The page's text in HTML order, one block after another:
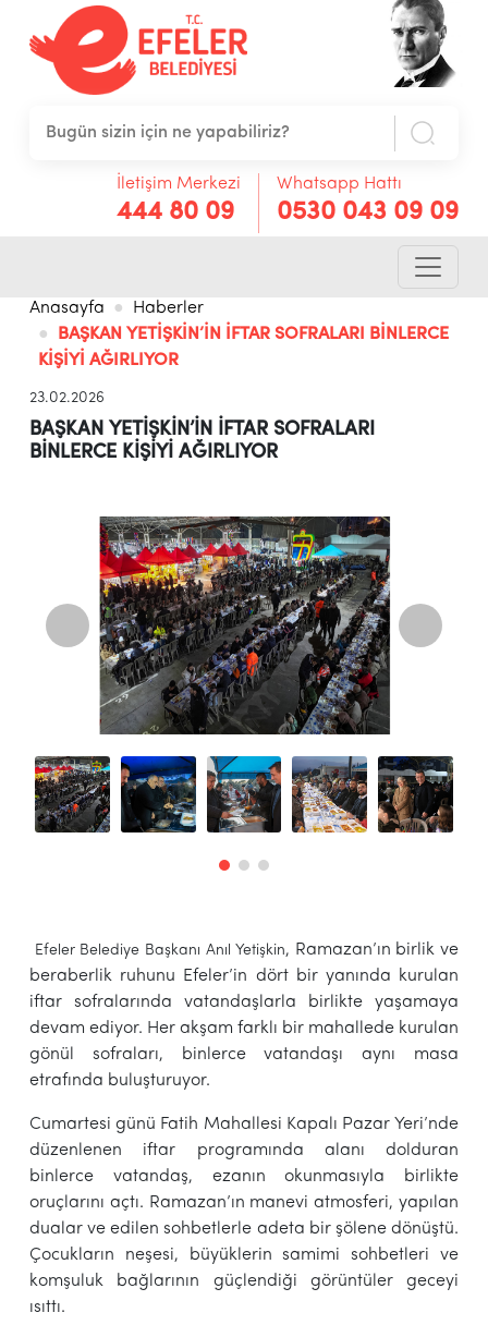
İletişim Merkezi
444 80 09
Whatsapp Hattı
0530 043 09 09
Anasayfa
Haberler
BAŞKAN YETİŞKİN’İN İFTAR SOFRALARI BİNLERCE
KİŞİYİ AĞIRLIYOR
23.02.2026
BAŞKAN YETİŞKİN’İN İFTAR SOFRALARI
BİNLERCE KİŞİYİ AĞIRLIYOR
Efeler Belediye Başkanı Anıl Yetişkin, Ramazan’ın birlik ve
beraberlik ruhunu Efeler’in dört bir yanında kurulan
iftar sofralarında vatandaşlarla birlikte yaşamaya
devam ediyor. Her akşam farklı bir mahallede kurulan
gönül sofraları, binlerce vatandaşı aynı masa
etrafında buluşturuyor.
Cumartesi günü Fatih Mahallesi Kapalı Pazar Yeri’nde
düzenlenen iftar programında alanı dolduran
binlerce vatandaş, ezanın okunmasıyla birlikte
oruçlarını açtı. Ramazan’ın manevi atmosferi, yapılan
dualar ve edilen sohbetlerle adeta bir şölene dönüştü.
Çocukların neşesi, büyüklerin samimi sohbetleri ve
komşuluk bağlarının güçlendiği görüntüler geceyi
ısıttı.